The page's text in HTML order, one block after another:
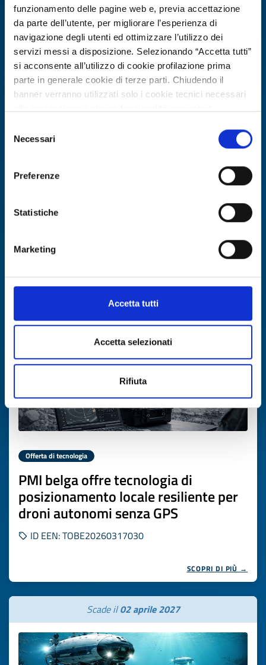
funzionamento delle pagine web e, previa accettazione
da parte dell’utente, per migliorare l’esperienza di
navigazione degli utenti ed ottimizzare l’utilizzo dei
servizi messi a disposizione. Selezionando “Accetta tutti”
si acconsente all’utilizzo di cookie profilazione prima
parte in generale cookie di terze parti. Chiudendo il
banner verranno utilizzati solo i cookie tecnici necessari
Per conoscere i dettagli, consulta la nostra cookie policy.
https://www.openinnovation.regione.lombardia.it/it/co
https://www.openinnovation.regione.lombardia.it/it/pr
delNecessari
Preferenze
Statistiche
Marketing
Accetta tutti
Accetta selezionati
Rifiuta
Laboratorio 5G austriaco offre
accesso per sviluppo e validazione di
applicazioni 5G
SCOPRI DI PIÙ →
Scade il02 aprile 2027
Offerta di tecnologia
PMI belga offre tecnologia di
posizionamento locale resiliente per
droni autonomi senza GPS
ID EEN: TOBE20260317030
SCOPRI DI PIÙ →
Scade il02 aprile 2027